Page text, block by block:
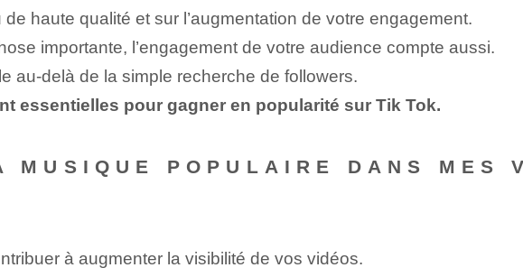
haute qualité et sur l’augmentation de votre engagement.
importante, l’engagement de votre audience compte aussi.
au-delà de la simple recherche de followers.
essentielles pour gagner en popularité sur Tik Tok.
POPULAIRE DANS MES
à augmenter la visibilité de vos vidéos.